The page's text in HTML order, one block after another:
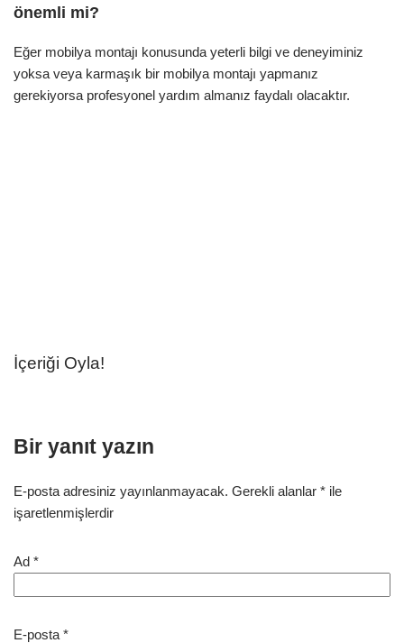
önemli mi?
Eğer mobilya montajı konusunda yeterli bilgi ve deneyiminiz
yoksa veya karmaşık bir mobilya montajı yapmanız
gerekiyorsa profesyonel yardım almanız faydalı olacaktır.
İçeriği Oyla!
Bir yanıt yazın
E-posta adresiniz yayınlanmayacak. Gerekli alanlar * ile
işaretlenmişlerdir
Ad *
E-posta *